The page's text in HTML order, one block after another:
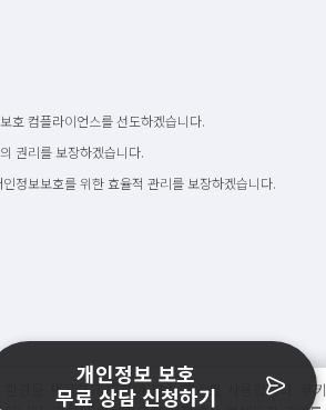
호 컴플라이언스를 선도하겠습니다.
권리를 보장하겠습니다.
정보보호를 위한 효율적 관리를 보장하겠습니다.
경을 제공하기 위하여 필수 쿠키를 사용합니다. 쿠
개인정보 보호
무료 상담 신청하기